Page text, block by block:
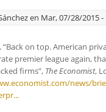
en Mar, 07/28/2015 -
“Back on top. American
premier league again,
firms”, The Economist,
news/